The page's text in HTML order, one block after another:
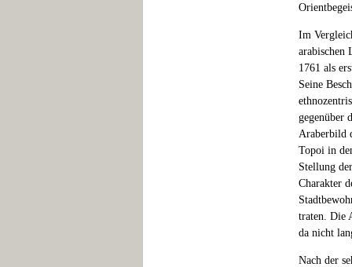
Im
arabischen
1761 als
Seine
gegenüber
Araberbild
Topoi in
Stellung
Charakter
traten. Die
da nicht
Nach der